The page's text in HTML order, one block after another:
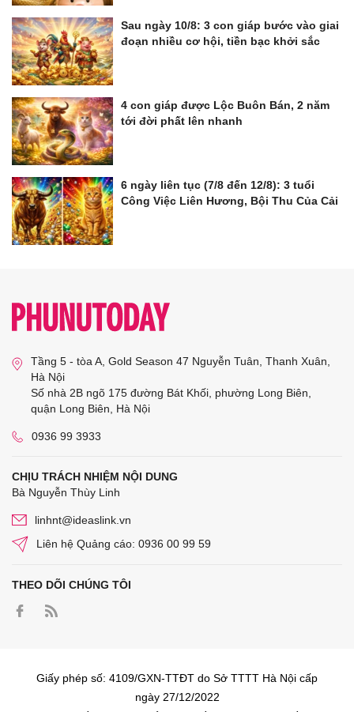
Sau ngày 10/8: 3 con giáp bước vào giai
đoạn nhiều cơ hội, tiền bạc khởi sắc
4 con giáp được Lộc Buôn Bán, 2 năm
tới đời phất lên nhanh
6 ngày liên tục (7/8 đến 12/8): 3 tuổi
Công Việc Liên Hương, Bội Thu Của Cải
Tầng 5 - tòa A, Gold Season 47 Nguyễn Tuân, Thanh Xuân,
Hà Nội
Số nhà 2B ngõ 175 đường Bát Khối, phường Long Biên,
quận Long Biên, Hà Nội
0936 99 3933
CHỊU TRÁCH NHIỆM NỘI DUNG
Bà Nguyễn Thùy Linh
linhnt@ideaslink.vn
Liên hệ Quảng cáo: 0936 00 99 59
THEO DÕI CHÚNG TÔI
Giấy phép số: 4109/GXN-TTĐT do Sở TTTT Hà Nội cấp
ngày 27/12/2022